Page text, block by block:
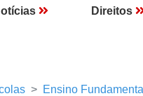
Direitos
Ensino